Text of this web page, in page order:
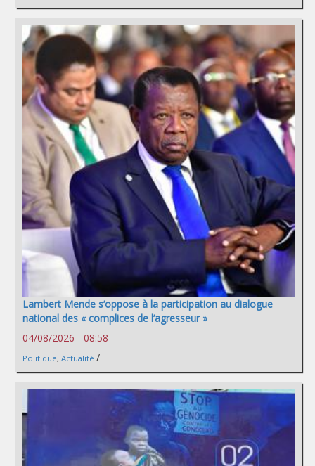
Lambert Mende s’oppose à la participation au dialogue
national des « complices de l’agresseur »
04/08/2026 - 08:58
Politique, Actualité /